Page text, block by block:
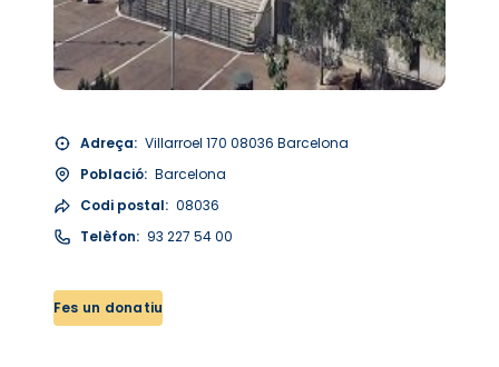
Adreça: Villarroel 170 08036 Barcelona
Població: Barcelona
Codi postal: 08036
Telèfon: 93 227 54 00
Fes un donatiu